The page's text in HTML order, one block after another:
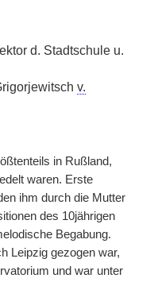
d. Stadtschule u.
v.
in Rußland,
waren. Erste
ihm durch die Mutter
des 10jährigen
Begabung.
Leipzig gezogen war,
und war unter